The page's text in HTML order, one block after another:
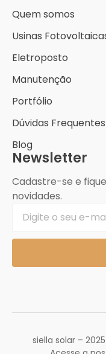
Quem somos
Usinas
Eletroposto
Manutenção
Portfólio
Dúvidas Frequentes
Blog
Newsletter
Cadastre-se e
novidades.
siella solar –